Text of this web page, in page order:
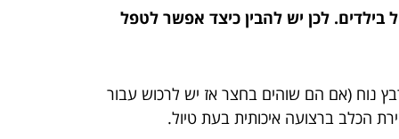
לכן יש להבין כיצד אפשר לטפל
נוח (אם הם שוהים בחצר אז יש לרכוש עבור
הכלב ברצועה איכותית בעת טיול.